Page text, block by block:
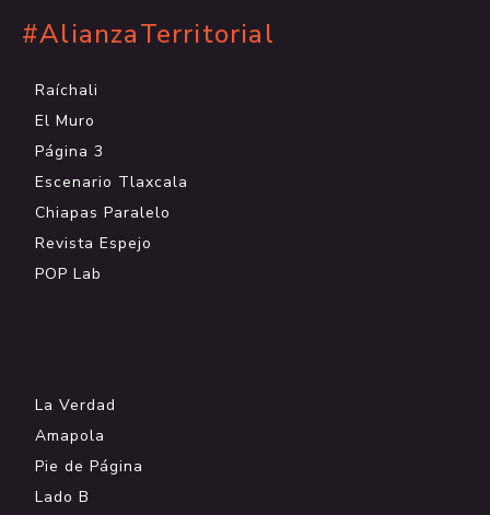
#AlianzaTerritorial
Raíchali
El Muro
Página 3
Escenario Tlaxcala
Chiapas Paralelo
Revista Espejo
POP Lab
La Verdad
Amapola
Pie de Página
Lado B